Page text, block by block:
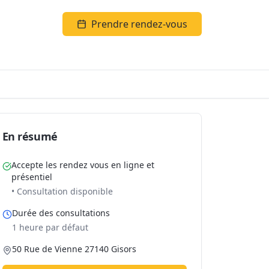
Prendre rendez-vous
En résumé
Accepte les rendez vous en ligne et
présentiel
• Consultation disponible
Durée des consultations
1 heure par défaut
50 Rue de Vienne 27140 Gisors